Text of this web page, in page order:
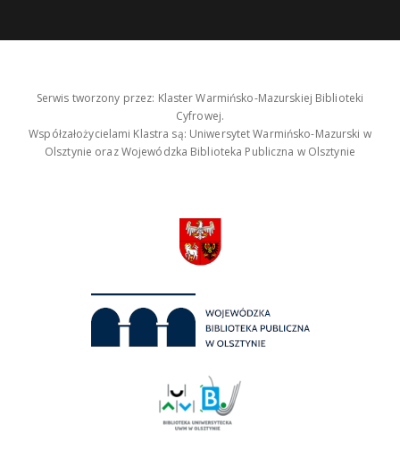
Serwis tworzony przez: Klaster Warmińsko-Mazurskiej Biblioteki
Cyfrowej.
Współzałożycielami Klastra są: Uniwersytet Warmińsko-Mazurski w
Olsztynie oraz Wojewódzka Biblioteka Publiczna w Olsztynie